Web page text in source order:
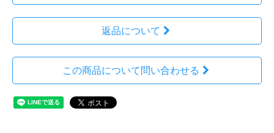
返品について
この商品について問い合わせる